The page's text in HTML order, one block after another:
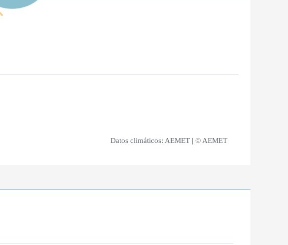
Datos climáticos: AEMET | © AEMET